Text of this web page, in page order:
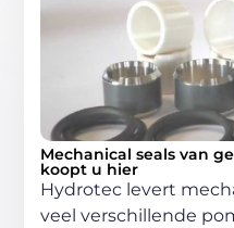
Mechanical seals van
koopt u hier
Hydrotec levert
veel verschillende